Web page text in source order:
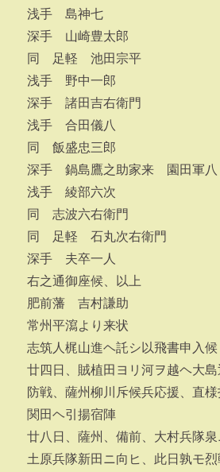
浅手 島神七
深手 山崎豊太郎
同 足軽 池田宗平
浅手 野中一郎
深手 諸田吉右衛門
浅手 合田儀八
同 飯盛忠三郎
深手 鍋島鷹之助家来 園田軍八
浅手 綾部六次
同 志波六右衛門
同 足軽 石丸次右衛門
深手 夫卒一人
右之通御座候、以上
肥前藩 吉村謙助
常州平瀉より来状
志筑人梶山進ヘ託シ以飛書申入候
廿四日、賊植田ヨリ河ヲ越ヘ大
防戦、薩州柳川斥候兵応援、直様
関田ヘ引揚宿陣
廿八日、薩州、備前、大村兵隊
土原兵隊新田ニ向ヒ、此日孰モ